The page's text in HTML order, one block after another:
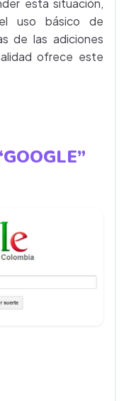
esta situación,
uso básico de
de las adiciones
ofrece este